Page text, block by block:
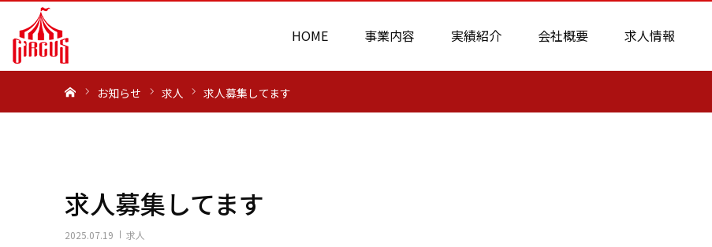
HOME 事業内容 実績紹介 会社概要 求人情報
お知らせ 求人 求人募集してます
求人募集してます
2025.07.19 求人